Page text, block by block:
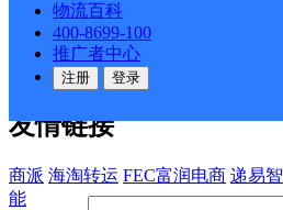
物流百科
400-8699-100
推广者中心
注册 登录
公司介绍 企业动态
合作伙伴 快递鸟接口服务协议
户隐私政策
友情链接
商派 海淘转运 FEC富润电商 递易智
能